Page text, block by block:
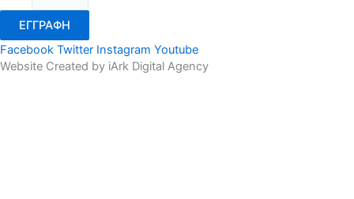
ΕΓΓΡΑΦΗ
Facebook Twitter Instagram Youtube
Website Created by iArk Digital Agency